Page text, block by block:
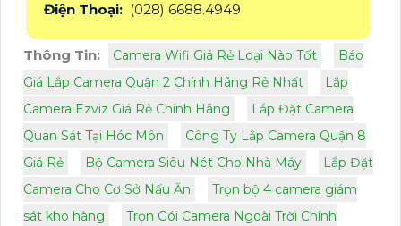
Điện Thoại: (028) 6688.4949
Thông Tin: Camera Wifi Giá Rẻ Loại Nào Tốt
Báo
Giá Lắp Camera Quận 2 Chính Hãng Rẻ Nhất
Lắp
Camera Ezviz Giá Rẻ Chính Hãng
Lắp Đặt Camera
Quan Sát Tại Hóc Môn
Công Ty Lắp Camera Quận 8
Giá Rẻ
Bộ Camera Siêu Nét Cho Nhà Máy
Lắp Đặt
Camera Cho Cơ Sở Nấu Ăn
Trọn bộ 4 camera giám
sát kho hàng
Trọn Gói Camera Ngoài Trời Chính